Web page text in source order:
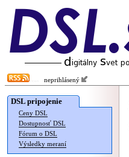
neprihlásený
DSL pripojenie
Ceny DSL
Dostupnosť DSL
Fórum o DSL
Výsledky meraní